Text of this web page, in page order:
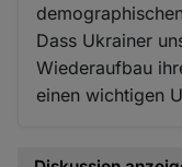
Dass Ukrainer
Wiederaufbau
einen wichtigen